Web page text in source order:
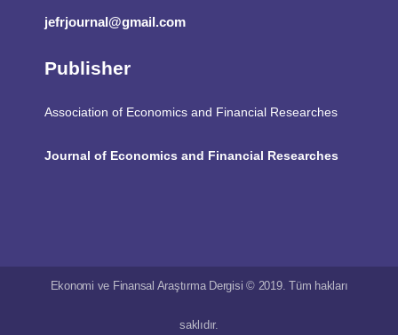
jefrjournal@gmail.com
Publisher
Association of Economics and Financial Researches
Journal of Economics and Financial Researches
Ekonomi ve Finansal Araştırma Dergisi © 2019. Tüm hakları
saklıdır.